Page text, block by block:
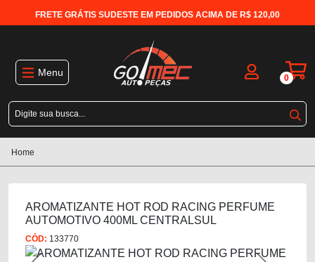
FRETE GRÁTIS SUDESTE EM PEDIDOS ACIMA DE R$ 120,00
Menu 0
Home
AROMATIZANTE HOT ROD RACING PERFUME
AUTOMOTIVO 400ML CENTRALSUL
CÓD: 133770